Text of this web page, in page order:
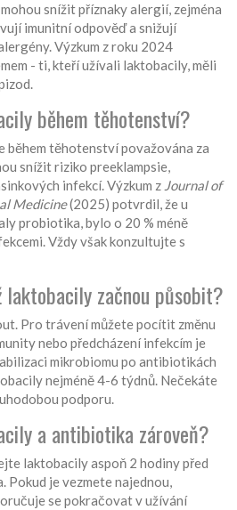
mohou snížit příznaky alergií, zejména
imunitní odpověď a snižují
Výzkum z roku 2024
- ti, kteří užívali laktobacily, měli
během těhotenství?
během těhotenství považována za
snížit riziko preeklampsie,
infekcí. Výzkum z Journal of
Medicine(2025) potvrdil, že u
probiotika, bylo o 20 % méně
Vždy však konzultujte s
laktobacily začnou působit?
Pro trávení můžete pocítit změnu
nebo předcházení infekcím je
mikrobiomu po antibiotikách
nejméně 4-6 týdnů. Nečekáte
podporu.
a antibiotika zároveň?
laktobacily aspoň 2 hodiny před
Pokud je vezmete najednou,
se pokračovat v užívání